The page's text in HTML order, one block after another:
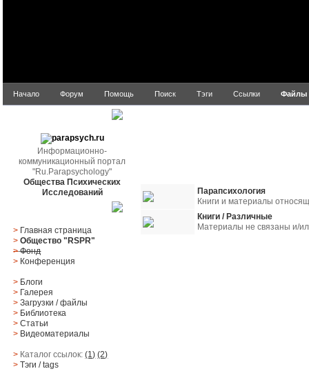
Начало Форум Помощь Поиск Тэги Ссылки Файлы
Информационно-
коммуникационный портал
"Ru.Parapsychology"
Общества Психических
Исследований
> Главная страница
> Общество "RSPR"
> Фонд
> Конференция
> Блоги
> Галерея
> Загрузки/файлы
> Библиотека
> Статьи
> Видеоматериалы
> Каталог ссылок:(1) (2)
> Тэги/ tags
Парапсихология
Книги и материалы
Книги / Различные
Материалы не связаны и/